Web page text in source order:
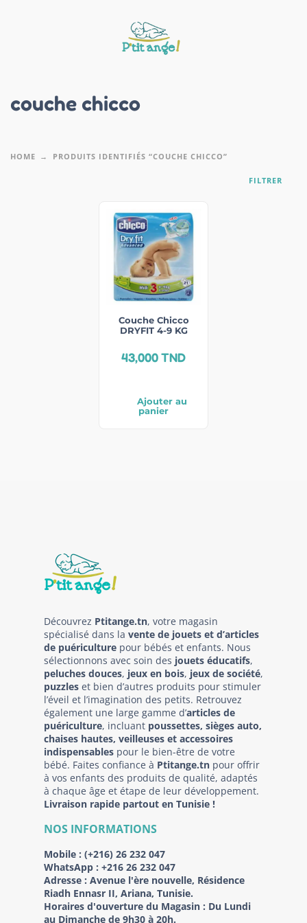
couche chicco
HOME PRODUITS IDENTIFIÉS “COUCHE CHICCO”
FILTRER
Couche Chicco
DRYFIT 4-9 KG
43,000TND
Ajouter au
panier
Découvrez Ptitange.tn, votre magasin
spécialisé dans la vente de jouets et d’articles
de puériculture pour bébés et enfants. Nous
sélectionnons avec soin des jouets éducatifs,
peluches douces, jeux en bois, jeux de société,
puzzles et bien d’autres produits pour stimuler
l’éveil et l’imagination des petits. Retrouvez
également une large gamme d’articles de
puériculture, incluant poussettes, sièges auto,
chaises hautes, veilleuses et accessoires
indispensables pour le bien-être de votre
bébé. Faites confiance à Ptitange.tn pour offrir
à vos enfants des produits de qualité, adaptés
à chaque âge et étape de leur développement.
Livraison rapide partout en Tunisie !
NOS INFORMATIONS
Mobile : (+216) 26 232 047
WhatsApp : +216 26 232 047
Adresse : Avenue l'ère nouvelle, Résidence
Riadh Ennasr II, Ariana, Tunisie.
Horaires d'ouverture du Magasin : Du Lundi
au Dimanche de 9h30 à 20h.